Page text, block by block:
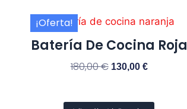
¡Oferta!
Batería De Cocina Roja
180,00€ 130,00 €